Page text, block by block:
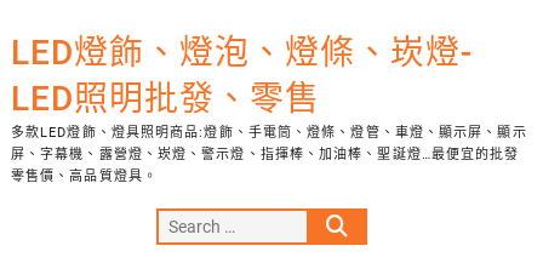
to
content
LED燈飾、燈泡、燈條、崁燈-
LED照明批發、零售
多款LED燈飾、燈具照明商品:燈飾、手電筒、燈條、燈管、車燈、顯示屏、顯示
屏、字幕機、露營燈、崁燈、警示燈、指揮棒、加油棒、聖誕燈…最便宜的批發
零售價、高品質燈具。
Search
…